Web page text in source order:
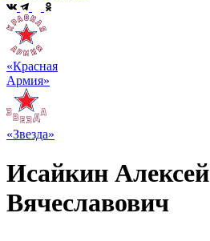
«Красная
Армия»
«Звезда»
Исайкин Алексей
Вячеславович